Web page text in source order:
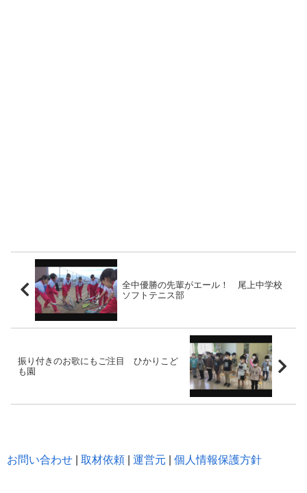
全中優勝の先輩がエール！ 尾上中学校
ソフトテニス部
振り付きのお歌にもご注目 ひかりこど
も園
お問い合わせ 取材依頼 運営元 個人情報保護方針